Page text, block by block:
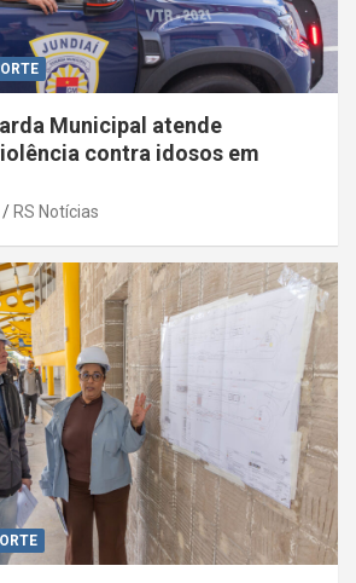
Municipal atende
contra idosos em
RS Notícias